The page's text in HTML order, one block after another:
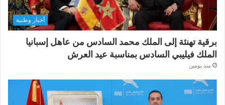
أخبار وطنية
برقية تهنئة إلى الملك محمد السادس من عاهل إسبانيا
الملك فيليبي السادس بمناسبة عيد العرش
منذ يومين